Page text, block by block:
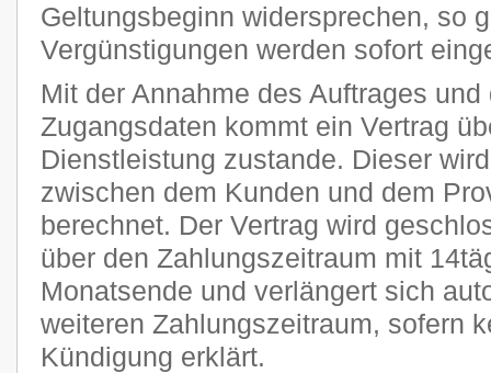
Geltungsbeginn widersprechen, so
Vergünstigungen werden sofort
Mit der Annahme des Auftrages und
Zugangsdaten kommt ein Vertrag
Dienstleistung zustande. Dieser
zwischen dem Kunden und dem
berechnet. Der Vertrag wird
über den Zahlungszeitraum mit
Monatsende und verlängert sich
weiteren Zahlungszeitraum, sofern
Kündigung erklärt.